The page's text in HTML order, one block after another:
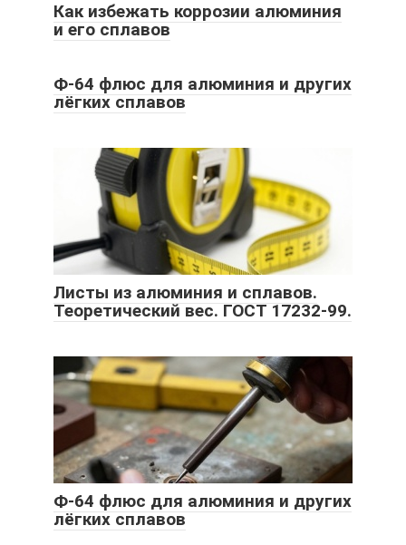
Как избежать коррозии алюминия
и его сплавов
Ф-64 флюс для алюминия и других
лёгких сплавов
Листы из алюминия и сплавов.
Теоретический вес. ГОСТ 17232-99.
Ф-64 флюс для алюминия и других
лёгких сплавов